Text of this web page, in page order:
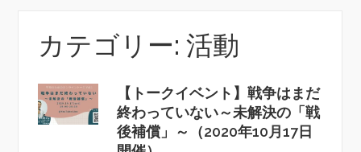
カテゴリー: 活動
【トークイベント】戦争はまだ
終わっていない～未解決の「戦
後補償」～（2020年10月17日